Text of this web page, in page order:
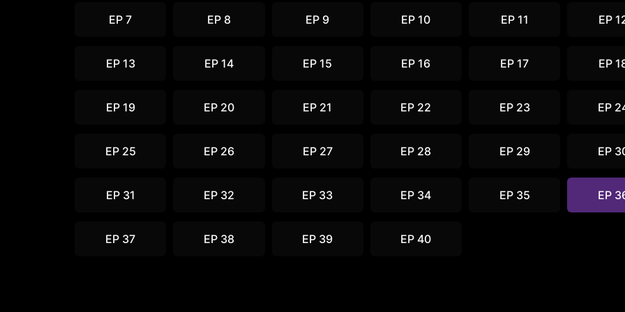
EP 7 EP 8 EP 9 EP 10 EP 11 EP
EP 13 EP 14 EP 15 EP 16 EP 17 EP
EP 19 EP 20 EP 21 EP 22 EP 23 EP
EP 25 EP 26 EP 27 EP 28 EP 29 EP
EP 31 EP 32 EP 33 EP 34 EP 35 EP
EP 37 EP 38 EP 39 EP 40